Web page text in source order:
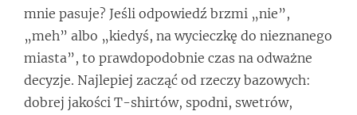
mnie pasuje? Jeśli odpowiedź brzmi „nie”,
„meh” albo „kiedyś, na wycieczkę do nieznanego
miasta”, to prawdopodobnie czas na odważne
decyzje. Najlepiej zacząć od rzeczy bazowych:
dobrej jakości T-shirtów, spodni, swetrów,